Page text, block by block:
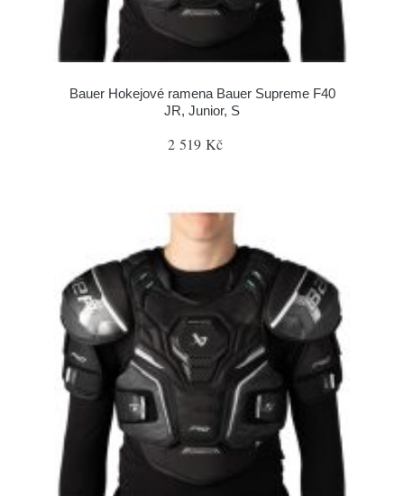
Bauer Hokejové ramena Bauer Supreme F40
JR, Junior, S
2 519 Kč